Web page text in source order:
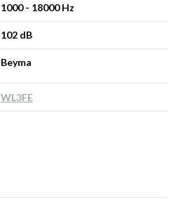
1000 - 18000 Hz
102 dB
Beyma
WL3FE